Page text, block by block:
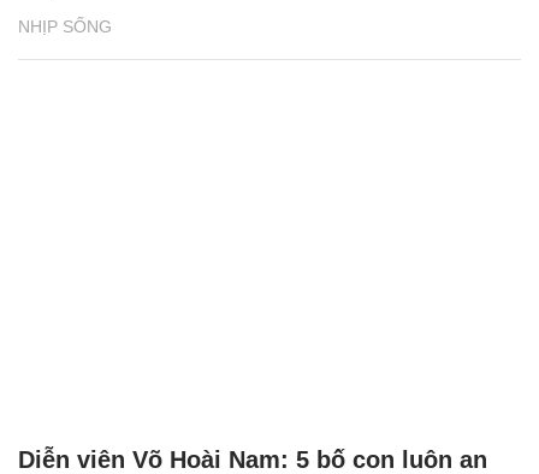
NHỊP SỐNG
Diễn viên Võ Hoài Nam: 5 bố con luôn an